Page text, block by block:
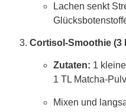
Lachen senkt
Cortisol-Smoothie (3
Zutaten: 1
1 TL Matcha-
Mixen und